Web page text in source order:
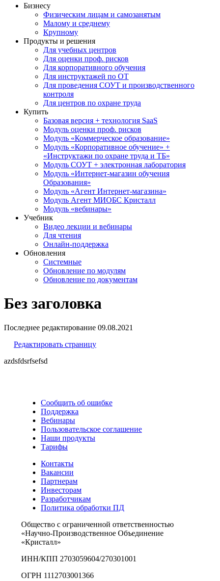
Бизнесу
Физическим лицам и самозанятым
Малому и среднему
Крупному
Продукты и решения
Для учебных центров
Для оценки проф. рисков
Для корпоративного обучения
Для инструктажей по ОТ
Для проведения СОУТ и производственного
контроля
Для центров по охране труда
Купить
Базовая версия + технология SaaS
Модуль оценки проф. рисков
Модуль «Коммерческое образование»
Модуль «Корпоративное обучение» +
«Инструктажи по охране труда и ТБ»
Модуль СОУТ + электронная лаборатория
Модуль «Интернет-магазин обучения
Образования»
Модуль «Агент Интернет-магазина»
Модуль Агент МИОБС Кристалл
Модуль «вебинары»
Учебник
Видео лекции и вебинары
Для чтения
Онлайн-поддержка
Обновления
Системные
Обновление по модулям
Обновление по документам
Без заголовка
Последнее редактирование 09.08.2021
Редактировать страницу
azdsfdsrfsefsd
Сообщить об ошибке
Поддержка
Вебинары
Пользовательское соглашение
Наши продукты
Тарифы
Контакты
Вакансии
Партнерам
Инвесторам
Разработчикам
Политика обработки ПД
Общество с ограниченной ответственностью
«Научно-Производственное Объединение
«Кристалл»
ИНН/КПП 2703059604/270301001
ОГРН 1112703001366